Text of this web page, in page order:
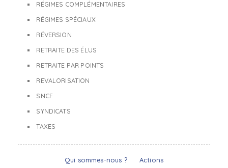
RÉGIMES COMPLÉMENTAIRES
RÉGIMES SPÉCIAUX
RÉVERSION
RETRAITE DES ÉLUS
RETRAITE PAR POINTS
REVALORISATION
SNCF
SYNDICATS
TAXES
Qui sommes-nous ? Actions